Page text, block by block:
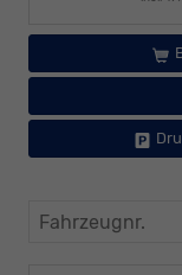
Fahrzeugnr.